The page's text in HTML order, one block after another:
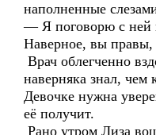
наполненные
— Я поговорю с ней
Наверное, вы правы,
Врач облегченно
наверняка знал, чем
Девочке нужна
её получит.
Рано утром Лиза